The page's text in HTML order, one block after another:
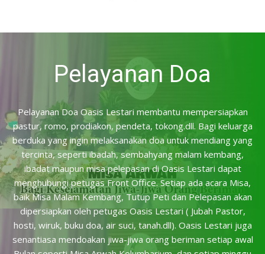
Pelayanan Doa
Pelayanan Doa Oasis Lestari membantu mempersiapkan
pastur, romo, prodiakon, pendeta, tokong.dll. Bagi keluarga
berduka yang ingin melaksanakan doa untuk mendiang yang
tercinta, seperti ibadah, sembahyang malam kembang,
ibadat maupun misa pelepasan di Oasis Lestari dapat
menghubungi petugas Front Office. Setiap ada acara Misa,
baik Misa Malam Kembang, Tutup Peti dan Pelepasan akan
dipersiapkan oleh petugas Oasis Lestari ( Jubah Pastor,
hosti, wiruk, buku doa, air suci, tanah.dll). Oasis Lestari juga
senantiasa mendoakan jiwa-jiwa orang beriman setiap awal